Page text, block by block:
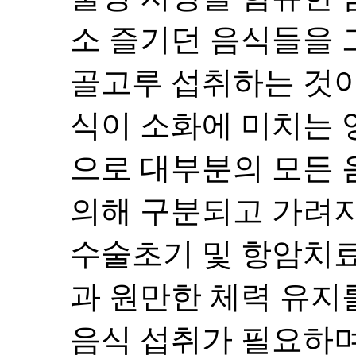
소 즐기던 음식들을
골고루 섭취하는 것
식이 소화에 미치는
으로 대부분의 모든
의해 구분되고 가려
수술초기 및 항암치
과 원만한 체력 유지
음식 섭취가 필요하